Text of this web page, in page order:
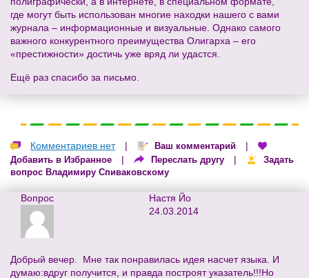
где могут быть использован многие находки нашего с вами
журнала – информационные и визуальные. Однако самого
важного конкурентного преимущества Олигарха – его
«престижности» достичь уже вряд ли удастся.
Ещё раз спасибо за письмо.
Комментариев нет | Ваш комментарий |
Добавить в Избранное | Переслать другу |
Задать
вопрос Владимиру Спиваковскому
Вопрос
Настя Йо
24.03.2014
Добрый вечер. Мне так понравилась идея насчет языка. И
думаю:вдруг получится, и правда построят указатель!!!Но